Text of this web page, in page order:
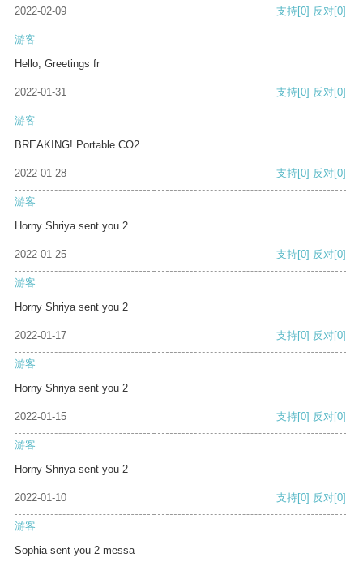
2022-02-09 支持[0] 反对[0]
游客
Hello, Greetings fr
2022-01-31 支持[0] 反对[0]
游客
BREAKING! Portable CO2
2022-01-28 支持[0] 反对[0]
游客
Horny Shriya sent you 2
2022-01-25 支持[0] 反对[0]
游客
Horny Shriya sent you 2
2022-01-17 支持[0] 反对[0]
游客
Horny Shriya sent you 2
2022-01-15 支持[0] 反对[0]
游客
Horny Shriya sent you 2
2022-01-10 支持[0] 反对[0]
游客
Sophia sent you 2 messa